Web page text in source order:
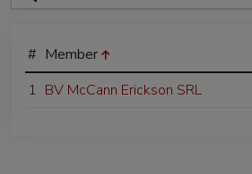
# Member
1 BV McCann Erickson SRL